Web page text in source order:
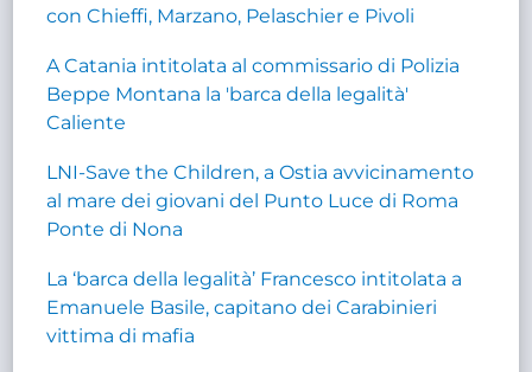
con Chieffi, Marzano, Pelaschier e Pivoli
A Catania intitolata al commissario di Polizia
Beppe Montana la 'barca della legalità'
Caliente
LNI-Save the Children, a Ostia avvicinamento
al mare dei giovani del Punto Luce di Roma
Ponte di Nona
La ‘barca della legalità’ Francesco intitolata a
Emanuele Basile, capitano dei Carabinieri
vittima di mafia